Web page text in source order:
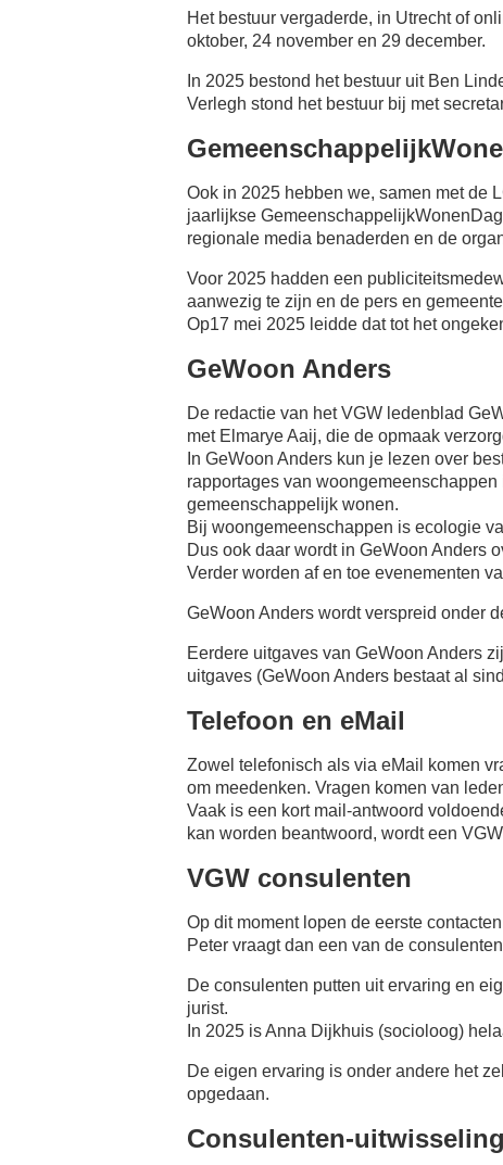
Het bestuur vergaderde, in Utrecht of
oktober, 24 november en 29 december.
In 2025 bestond het bestuur uit Ben
Verlegh stond het bestuur bij met
Ook in 2025 hebben we, samen met de
jaarlijkse
regionale media benaderden en de
Voor 2025 hadden een
aanwezig te zijn en de pers en
Op17 mei 2025 leidde dat tot het
GeWoon Anders
De redactie van het VGW ledenblad
met Elmarye Aaij, die de opmaak
In GeWoon Anders kun je lezen over
rapportages van
gemeenschappelijk wonen.
Bij woongemeenschappen is ecologie
Dus ook daar wordt in GeWoon Anders
Verder worden af en toe evenementen
GeWoon Anders wordt verspreid onder
Eerdere uitgaves van GeWoon Anders
uitgaves (GeWoon Anders bestaat al
Telefoon en eMail
Zowel telefonisch als via eMail komen
om meedenken. Vragen komen van
Vaak is een kort mail-antwoord
kan worden beantwoord, wordt een
VGW consulenten
Op dit moment lopen de eerste
Peter vraagt dan een van de
De consulenten putten uit ervaring en
jurist.
In 2025 is Anna Dijkhuis (socioloog)
De eigen ervaring is onder andere het
opgedaan.
Consulenten-